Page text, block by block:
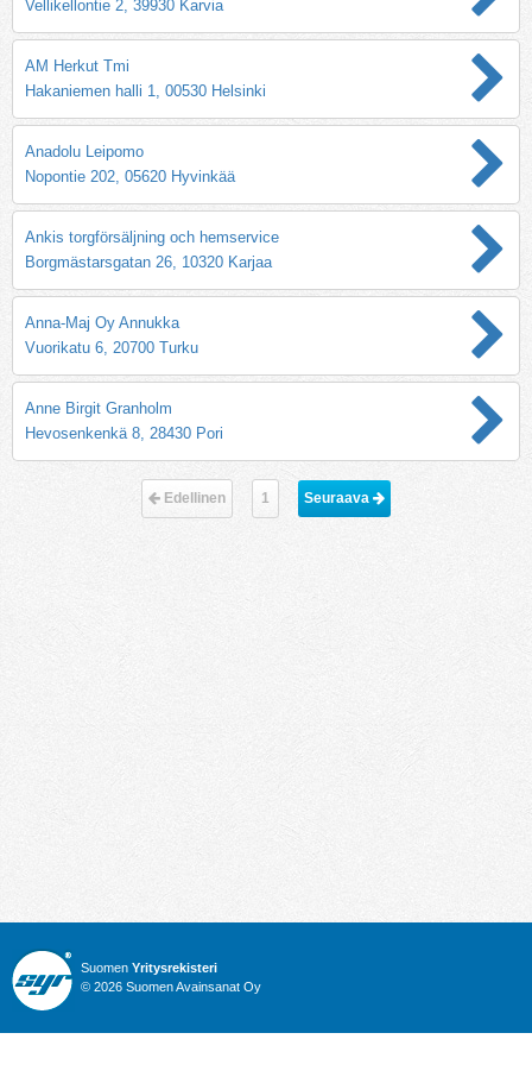
Vellikellontie 2, 39930 Karvia
AM Herkut Tmi
Hakaniemen halli 1, 00530 Helsinki
Anadolu Leipomo
Nopontie 202, 05620 Hyvinkää
Ankis torgförsäljning och hemservice
Borgmästarsgatan 26, 10320 Karjaa
Anna-Maj Oy Annukka
Vuorikatu 6, 20700 Turku
Anne Birgit Granholm
Hevosenkenkä 8, 28430 Pori
Edellinen 1 Seuraava
Suomen Yritysrekisteri
© 2026 Suomen Avainsanat Oy